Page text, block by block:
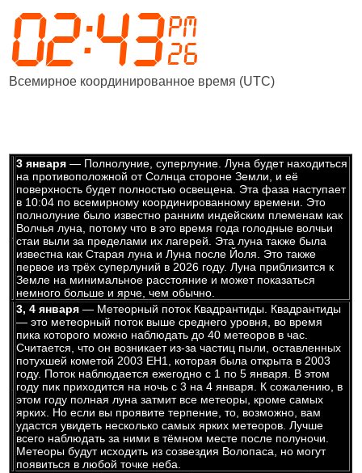
Всемирное координированное время (UTC)
3 января— Полнолуние, суперлуние. Луна будет находиться
на противоположной от Солнца стороне Земли, и её
поверхность будет полностью освещена. Эта фаза наступает
в 10:04 по всемирному координированному времени. Это
полнолуние было известно ранним индейским племенам как
Волчья луна, потому что в это время года голодные волчьи
стаи выли за пределами их лагерей. Эта луна также была
известна как Старая луна и Луна после Йоля. Это также
первое из трёх суперлуний в 2026 году. Луна приблизится к
Земле на минимальное расстояние и может показаться
немного больше и ярче, чем обычно.
3, 4 января— Метеорный поток Квадрантиды. Квадрантиды
— это метеорный поток выше среднего уровня, во время
пика которого можно наблюдать до 40 метеоров в час.
Считается, что он возникает из-за частиц пыли, оставленных
потухшей кометой 2003 EH1, которая была открыта в 2003
году. Поток наблюдается ежегодно с 1 по 5 января. В этом
году пик приходится на ночь с 3 на 4 января. К сожалению, в
этом году полная луна затмит все метеоры, кроме самых
ярких. Но если вы проявите терпение, то, возможно, вам
удастся увидеть несколько самых ярких метеоров. Лучше
всего наблюдать за ними в тёмном месте после полуночи.
Метеоры будут исходить из созвездия Волопаса, но могут
появиться в любой точке неба.